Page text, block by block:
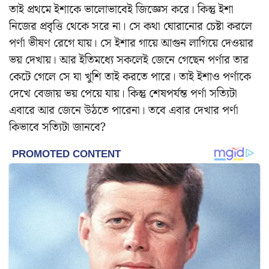
তাই প্রথমে ইশাকে ভালোভাবেই জিজ্ঞেস করে। কিন্তু ইশা
নিজের প্রবৃত্তি থেকে সরে না। সে কথা ঘোরানোর চেষ্টা করলে
পর্ণা ভীষণ রেগে যায়। সে ইশার গায়ে আগুন লাগিয়ে দেওয়ার
ভয় দেখায়। আর ইতিমধ্যে সকলেই জেনে গেছেন পর্ণার তার
কেটে গেলে সে যা খুশি তাই করতে পারে। তাই ইশাও পর্ণাকে
দেখে বেজায় ভয় পেয়ে যায়। কিন্তু শেষপর্যন্ত পর্ণা সত্যিটা
এবারে আর জেনে উঠতে পারেনা। তবে এবার দেখার পর্ণা
কিভাবে সত্যিটা জানবে?